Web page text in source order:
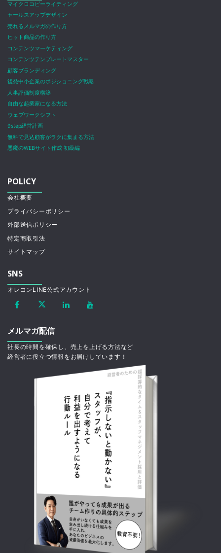
マイクロコピーライティング
セールスアップデザイン
売れるメルマガの作り方
ヒット商品の作り方
コンテンツマーケティング
コンテンツテンプレートマスター
顧客ブランディング
後発中小企業のポジショニング戦略
人事評価制度構築
自由な起業家になる方法
ウェブワークシフト
9step経営計画
無料で見込顧客がラクに集まる方法
悪魔のWEBサイト作成 初級編
POLICY
会社概要
プライバシーポリシー
外部送信ポリシー
特定商取引法
サイトマップ
SNS
オレコンLINE公式アカウント
メルマガ配信
社長の時間を確保し、売上を上げる方法など
経営者に役立つ情報をお届けしています！